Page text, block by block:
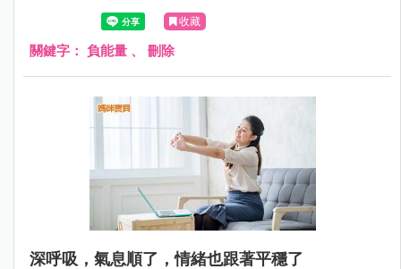
舒服，如果再重來，怎麼做才會更好，就用藍筆修復。
收藏
關鍵字： 負能量 、 刪除
深呼吸，氣息順了，情緒也跟著平穩了